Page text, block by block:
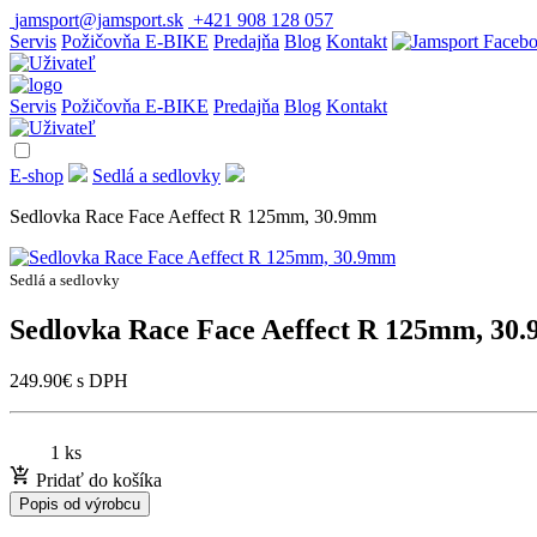
jamsport@jamsport.sk +421 908 128 057
Servis Požičovňa E-BIKE Predajňa Blog Kontakt
Servis Požičovňa E-BIKE Predajňa Blog Kontakt
E-shop
Sedlá a sedlovky
Sedlovka Race Face Aeffect R 125mm, 30.9mm
Sedlá a sedlovky
Sedlovka Race Face Aeffect R 125mm,
249.90€ s DPH
1 ks
Pridať do košíka
Popis od výrobcu